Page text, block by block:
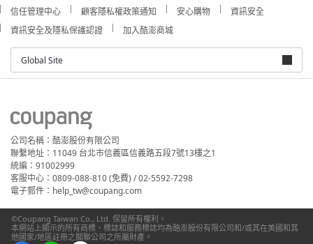
信任管理中心
顧客隱私權政策通知 安心購物
資訊安全
資訊安全及隱私保護認證
加入酷澎商城
Global Site
公司名稱：酷澎股份有限公司
聯繫地址：11049 台北市信義區信義路五段7號13樓之1
統編：91002999
客服中心：0809-088-810 (免費) / 02-5592-7298
電子郵件：help_tw@coupang.com
©Coupang Taiwan Co., Ltd. 保留所有權利。
本網站上顯示的所有商標、標誌和服務標誌均為酷澎股份有限公司和/或其在美國和其
他國家/地區註冊之關聯公司之所屬財產。